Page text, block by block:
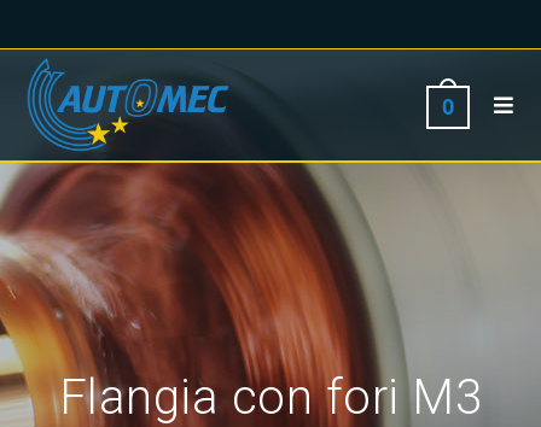
0
Flangia con fori M3